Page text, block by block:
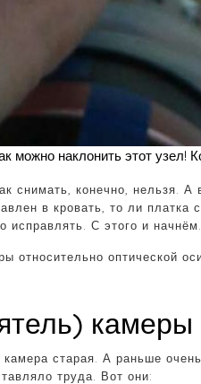
можно наклонить этот узел!
снимать, конечно, нельзя. А
в кровать, то ли платка
исправлять. С этого и начнём.
относительно оптической
камеры
старая. А раньше
труда. Вот они: